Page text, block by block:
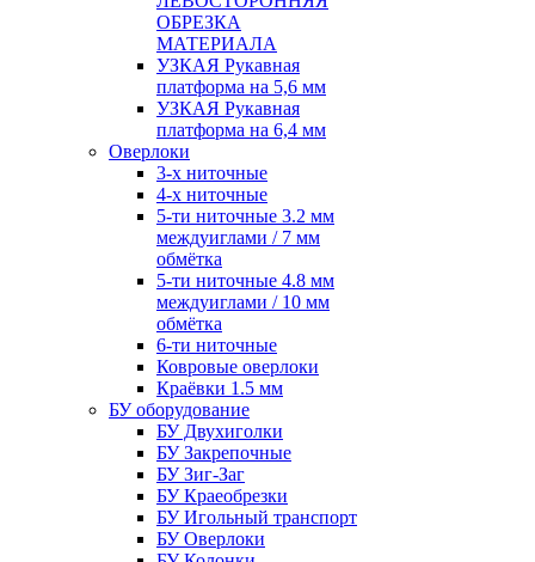
ОБРЕЗКА
МАТЕРИАЛА
УЗКАЯ Рукавная
платформа на 5,6 мм
УЗКАЯ Рукавная
платформа на 6,4 мм
Оверлоки
3-х ниточные
4-х ниточные
5-ти ниточные 3.2 мм
междуиглами / 7 мм
обмётка
5-ти ниточные 4.8 мм
междуиглами / 10 мм
обмётка
6-ти ниточные
Ковровые оверлоки
Краёвки 1.5 мм
БУ оборудование
БУ Двухиголки
БУ Закрепочные
БУ Зиг-Заг
БУ Краеобрезки
БУ Игольный транспорт
БУ Оверлоки